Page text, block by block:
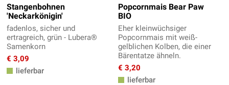
Stangenbohnen
'Neckarkönigin'
fadenlos, sicher und
ertragreich, grün - Lubera®
Samenkorn
€ 3,09
lieferbar
Popcornmais Bear Paw
BIO
Eher kleinwüchsiger
Popcornmais mit weiß-
gelblichen Kolben, die einer
Bärentatze ähneln.
€ 3,20
lieferbar